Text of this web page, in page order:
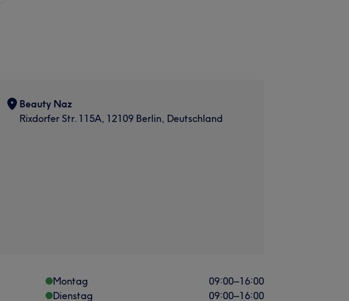
Beauty Naz
Rixdorfer Str. 115A, 12109 Berlin, Deutschland
Montag 09:00–16:00
Dienstag
09:00–16:00